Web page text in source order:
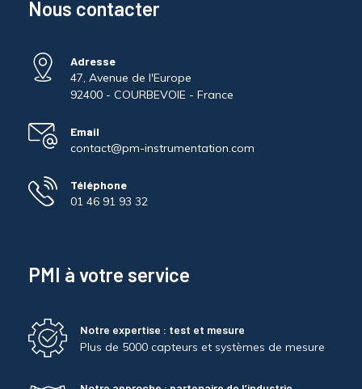
Nous contacter
Adresse
47, Avenue de l'Europe
92400 - COURBEVOIE - France
Email
contact@pm-instrumentation.com
Téléphone
01 46 91 93 32
PMI à votre service
Notre expertise : test et mesure
Plus de 5000 capteurs et systèmes de mesure